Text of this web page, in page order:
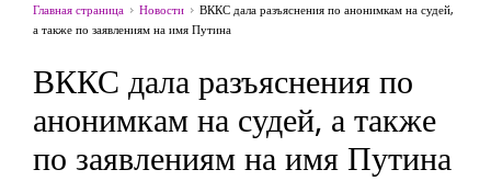
Главная страница Новости
ВККС дала разъяснения по анонимкам на судей,
а также по заявлениям на имя Путина
ВККС дала разъяснения по
анонимкам на судей, а также
по заявлениям на имя Путина